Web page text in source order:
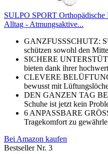
SULPO SPORT Orthopädische
Alltag - Atmungsaktive...
GANZFUSSSCHUTZ:
schützen sowohl den
SICHERE
bieten dank ihrer
CLEVERE
bewusst mit
DEN GANZEN TAG
Schuhe ist jetzt kein
6 ANPASSBARE
Tragekomfort zu
Bei Amazon kaufen
Bestseller Nr. 3